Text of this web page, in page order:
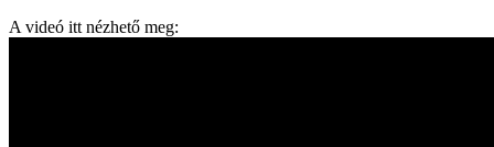
A videó itt nézhető meg: